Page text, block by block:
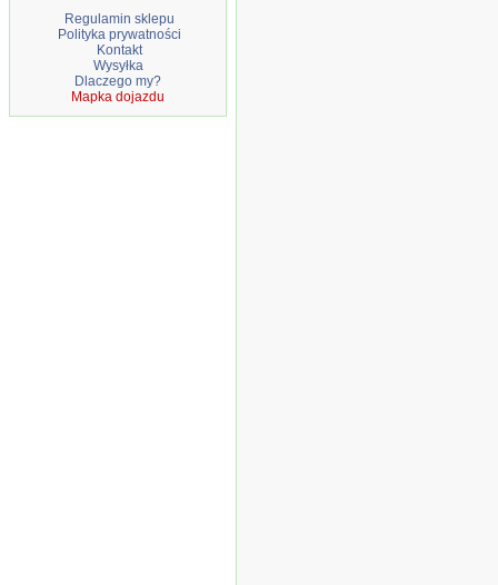
Regulamin sklepu
Polityka prywatności
Kontakt
Wysyłka
Dlaczego my?
Mapka dojazdu